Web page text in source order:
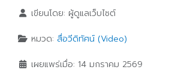
เขียนโดย: ผู้ดูแลเว็บไซต์
หมวด: สื่อวีดิทัศน์ (Video)
เผยแพร่เมื่อ: 14 มกราคม 2569